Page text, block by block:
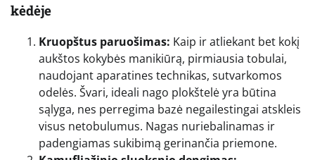
kėdėje
Kruopštus paruošimas: Kaip ir atliekant bet kokį
aukštos kokybės manikiūrą, pirmiausia tobulai,
naudojant aparatines technikas, sutvarkomos
odelės. Švari, ideali nago plokštelė yra būtina
sąlyga, nes perregima bazė negailestingai atskleis
visus netobulumus. Nagas nuriebalinamas ir
padengiamas sukibimą gerinančia priemone.